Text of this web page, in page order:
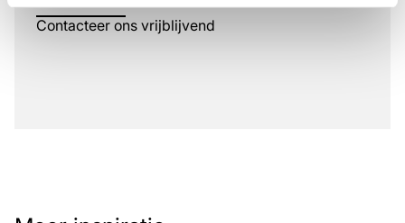
Contacteer ons vrijblijvend